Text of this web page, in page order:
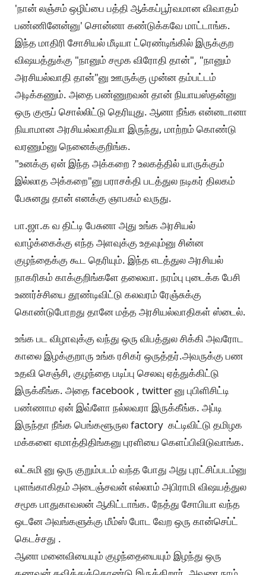
'நான் லஞ்சம் ஒழிப்பை பத்தி ஆக்கப்பூர்வமான விவாதம்
பண்ணினேன்னு' சொன்னா கண்டுக்கவே மாட்டாங்க.
இந்த மாதிரி சோசியல் மீடியா ட்ரெண்டிங்கில் இருக்குற
விஷயத்துக்கு "நானும் சமூக விரோதி தான்", "நானும்
அரசியல்வாதி தான்"னு ஊருக்கு முன்ன தம்பட்டம்
அடிக்கணும். அதை பண்ணுறவன் தான் நியாயஸ்தன்னு
ஒரு குரூப் சொல்லிட்டு தெரியுது. ஆனா நீங்க என்னடானா
நியாமான அரசியல்வாதியா இருந்து, மாற்றம் கொண்டு
வரணும்னு நெனைக்குறிங்க.
"உனக்கு ஏன் இந்த அக்கறை ? உலகத்தில் யாருக்கும்
இல்லாத அக்கறை"னு பராசக்தி படத்துல நடிகர் திலகம்
பேசுனது தான் எனக்கு ஞாபகம் வருது.
பா.ஜா.க வ திட்டி பேசுனா அது உங்க அரசியல்
வாழ்க்கைக்கு எந்த அளவுக்கு உதவும்னு சின்ன
குழந்தைக்கு கூட தெரியும். இந்த எடத்துல அரசியல்
நாகரிகம் காக்குறிங்களே தலைவா. நரம்பு புடைக்க பேசி
உணர்ச்சியை தூண்டிவிட்டு கலவரம் ரேஞ்சுக்கு
கொண்டுபோறது தானே மத்த அரசியல்வாதிகள் ஸ்டைல்.
உங்க பட விழாவுக்கு வந்து ஒரு விபத்துல சிக்கி அவரோட
காலை இழக்குறாரு உங்க ரசிகர் ஒருத்தர்.அவருக்கு பண
உதவி செஞ்சி, குழந்தை படிப்பு செலவு ஏத்துக்கிட்டு
இருக்கீங்க. அதை facebook , twitter னு புபிளிசிட்டி
பண்ணாம ஏன் இவ்ளோ நல்லவரா இருக்கீங்க. அப்டி
இருந்தா நீங்க பெங்களூருல factory கட்டிவிட்டு தமிழக
மக்களை ஏமாத்திதிங்கனு புரளியை கெளப்பிவிடுவாங்க.
லட்சுமி னு ஒரு குறும்படம் வந்த போது அது புரட்சிப்படம்னு
புளங்காகிதம் அடைஞ்சவன் எல்லாம் அபிராமி விஷயத்துல
சமூக பாதுகாவலன் ஆகிட்டாங்க. நேத்து சோபியா வந்த
ஒடனே அவங்களுக்கு மீம்ஸ் போட வேற ஒரு கான்செப்ட்
கெடச்சது .
ஆனா மனைவியையும் குழந்தையையும் இழந்து ஒரு